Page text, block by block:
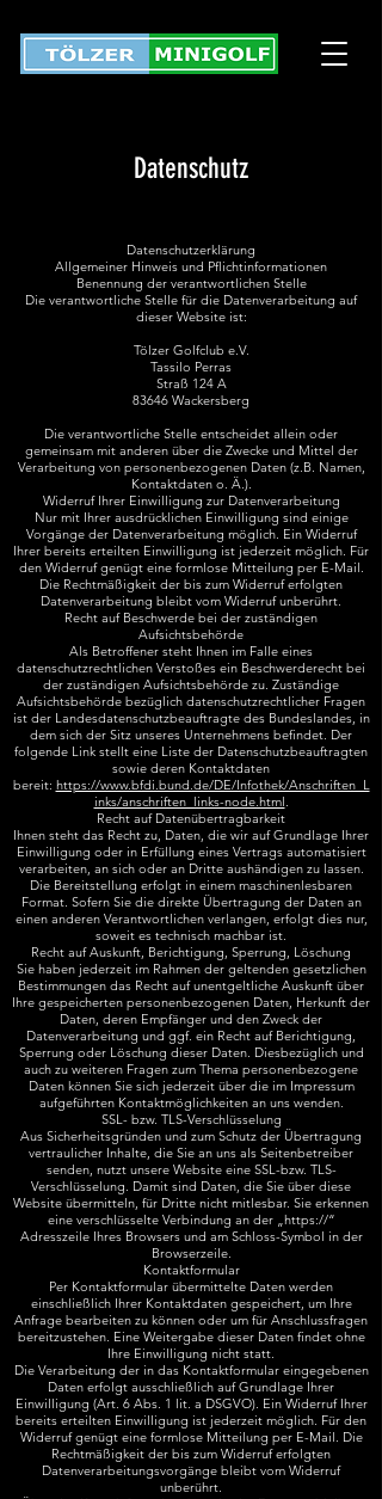
Datenschutz
Datenschutzerklärung
Allgemeiner Hinweis und Pflichtinformationen
Benennung der verantwortlichen Stelle
Die verantwortliche Stelle für die Datenverarbeitung auf
dieser Website ist:
Tölzer Golfclub e.V.
Tassilo Perras
Straß 124 A
83646 Wackersberg
Die verantwortliche Stelle entscheidet allein oder
gemeinsam mit anderen über die Zwecke und Mittel der
Verarbeitung von personenbezogenen Daten (z.B. Namen,
Kontaktdaten o. Ä.).
Widerruf Ihrer Einwilligung zur Datenverarbeitung
Nur mit Ihrer ausdrücklichen Einwilligung sind einige
Vorgänge der Datenverarbeitung möglich. Ein Widerruf
Ihrer bereits erteilten Einwilligung ist jederzeit möglich. Für
den Widerruf genügt eine formlose Mitteilung per E-Mail.
Die Rechtmäßigkeit der bis zum Widerruf erfolgten
Datenverarbeitung bleibt vom Widerruf unberührt.
Recht auf Beschwerde bei der zuständigen
Aufsichtsbehörde
Als Betroffener steht Ihnen im Falle eines
datenschutzrechtlichen Verstoßes ein Beschwerderecht bei
der zuständigen Aufsichtsbehörde zu. Zuständige
Aufsichtsbehörde bezüglich datenschutzrechtlicher Fragen
ist der Landesdatenschutzbeauftragte des Bundeslandes, in
dem sich der Sitz unseres Unternehmens befindet. Der
folgende Link stellt eine Liste der Datenschutzbeauftragten
sowie deren Kontaktdaten
bereit: https://www.bfdi.bund.de/DE/Infothek/Anschriften_L
inks/anschriften_links-node.html.
Recht auf Datenübertragbarkeit
Ihnen steht das Recht zu, Daten, die wir auf Grundlage Ihrer
Einwilligung oder in Erfüllung eines Vertrags automatisiert
verarbeiten, an sich oder an Dritte aushändigen zu lassen.
Die Bereitstellung erfolgt in einem maschinenlesbaren
Format. Sofern Sie die direkte Übertragung der Daten an
einen anderen Verantwortlichen verlangen, erfolgt dies nur,
soweit es technisch machbar ist.
Recht auf Auskunft, Berichtigung, Sperrung, Löschung
Sie haben jederzeit im Rahmen der geltenden gesetzlichen
Bestimmungen das Recht auf unentgeltliche Auskunft über
Ihre gespeicherten personenbezogenen Daten, Herkunft der
Daten, deren Empfänger und den Zweck der
Datenverarbeitung und ggf. ein Recht auf Berichtigung,
Sperrung oder Löschung dieser Daten. Diesbezüglich und
auch zu weiteren Fragen zum Thema personenbezogene
Daten können Sie sich jederzeit über die im Impressum
aufgeführten Kontaktmöglichkeiten an uns wenden.
SSL- bzw. TLS-Verschlüsselung
Aus Sicherheitsgründen und zum Schutz der Übertragung
vertraulicher Inhalte, die Sie an uns als Seitenbetreiber
senden, nutzt unsere Website eine SSL-bzw. TLS-
Verschlüsselung. Damit sind Daten, die Sie über diese
Website übermitteln, für Dritte nicht mitlesbar. Sie erkennen
eine verschlüsselte Verbindung an der „https://“
Adresszeile Ihres Browsers und am Schloss-Symbol in der
Browserzeile.
Kontaktformular
Per Kontaktformular übermittelte Daten werden
einschließlich Ihrer Kontaktdaten gespeichert, um Ihre
Anfrage bearbeiten zu können oder um für Anschlussfragen
bereitzustehen. Eine Weitergabe dieser Daten findet ohne
Ihre Einwilligung nicht statt.
Die Verarbeitung der in das Kontaktformular eingegebenen
Daten erfolgt ausschließlich auf Grundlage Ihrer
Einwilligung (Art. 6 Abs. 1 lit. a DSGVO). Ein Widerruf Ihrer
bereits erteilten Einwilligung ist jederzeit möglich. Für den
Widerruf genügt eine formlose Mitteilung per E-Mail. Die
Rechtmäßigkeit der bis zum Widerruf erfolgten
Datenverarbeitungsvorgänge bleibt vom Widerruf
unberührt.